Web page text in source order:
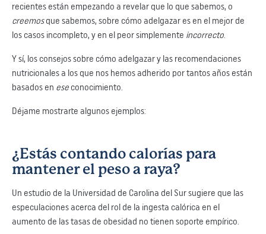
recientes están empezando a revelar que lo que sabemos, o
creemosque sabemos, sobre cómo adelgazar es en el mejor de
los casos incompleto, y en el peor simplemente incorrecto.
Y sí, los consejos sobre cómo adelgazar y las recomendaciones
nutricionales a los que nos hemos adherido por tantos años están
basados en ese conocimiento.
Déjame mostrarte algunos ejemplos:
¿Estás contando calorías para
mantener el peso a raya?
Un estudio de la Universidad de Carolina del Sur sugiere que las
especulaciones acerca del rol de la ingesta calórica en el
aumento de las tasas de obesidad no tienen soporte empírico.